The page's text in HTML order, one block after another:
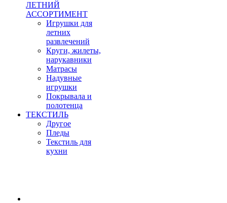
ЛЕТНИЙ
АССОРТИМЕНТ
Игрушки для
летних
развлечений
Круги, жилеты,
нарукавники
Матрасы
Надувные
игрушки
Покрывала и
полотенца
ТЕКСТИЛЬ
Другое
Пледы
Текстиль для
кухни